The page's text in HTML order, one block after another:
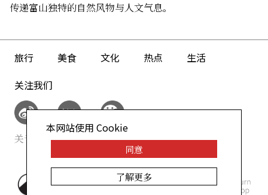
传递富山独特的自然风物与人文气息。
旅行 美食 文化 热点
生活
关注我们
关于我们 网站政策
©AllAbout-Japan.com - All
rights reserved.
本网站使用 Cookie
同意
了解更多